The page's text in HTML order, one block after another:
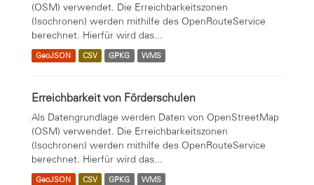
(OSM) verwendet. Die Erreichbarkeitszonen
(Isochronen) werden mithilfe des OpenRouteService
berechnet. Hierfür wird das...
GeoJSON CSV GPKG WMS
Erreichbarkeit von Förderschulen
Als Datengrundlage werden Daten von OpenStreetMap
(OSM) verwendet. Die Erreichbarkeitszonen
(Isochronen) werden mithilfe des OpenRouteService
berechnet. Hierfür wird das...
GeoJSON CSV GPKG WMS